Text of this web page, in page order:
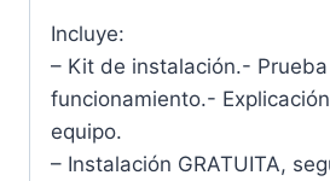
Incluye:
– Kit de instalación.-
funcionamiento.-
equipo.
– Instalación GRATUITA,